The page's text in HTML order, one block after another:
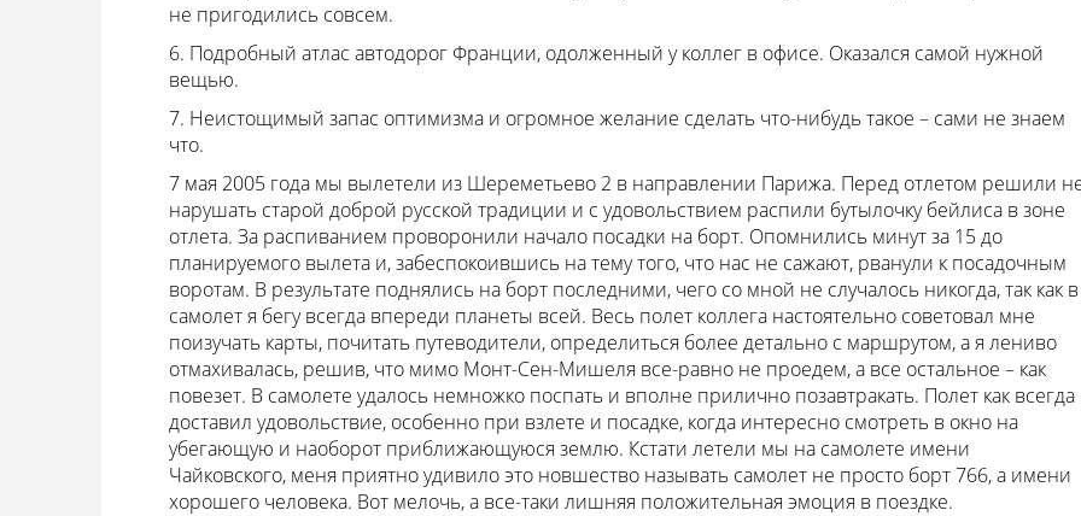
не пригодились совсем.
6. Подробный атлас автодорог Франции, одолженный у коллег в офисе. Оказался самой нужной
вещью.
7. Неистощимый запас оптимизма и огромное желание сделать что-нибудь такое – сами не знаем
что.
7 мая 2005 года мы вылетели из Шереметьево 2 в направлении Парижа. Перед отлетом решили
нарушать старой доброй русской традиции и с удовольствием распили бутылочку бейлиса в зоне
отлета. За распиванием проворонили начало посадки на борт. Опомнились минут за 15 до
планируемого вылета и, забеспокоившись на тему того, что нас не сажают, рванули к посадочным
воротам. В результате поднялись на борт последними, чего со мной не случалось никогда, так как в
самолет я бегу всегда впереди планеты всей. Весь полет коллега настоятельно советовал мне
поизучать карты, почитать путеводители, определиться более детально с маршрутом, а я лениво
отмахивалась, решив, что мимо Монт-Сен-Мишеля все-равно не проедем, а все остальное – как
повезет. В самолете удалось немножко поспать и вполне прилично позавтракать. Полет как всегда
доставил удовольствие, особенно при взлете и посадке, когда интересно смотреть в окно на
убегающую и наоборот приближающуюся землю. Кстати летели мы на самолете имени
Чайковского, меня приятно удивило это новшество называть самолет не просто борт 766, а имени
хорошего человека. Вот мелочь, а все-таки лишняя положительная эмоция в поездке.